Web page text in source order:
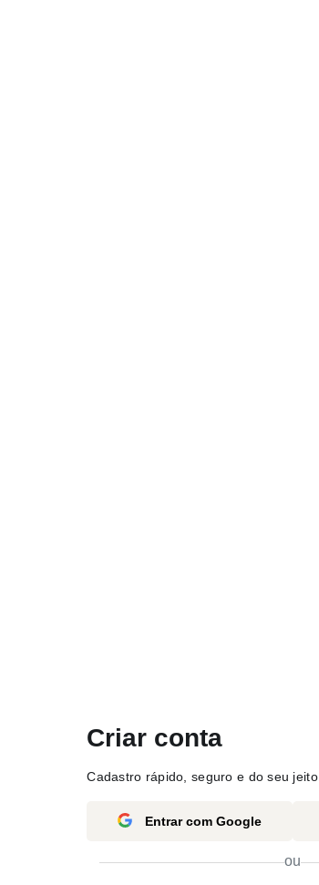
Criar conta
Cadastro rápido, seguro e do seu jeito.
Entrar com Google
ou